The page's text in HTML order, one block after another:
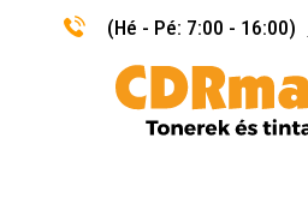
(Hé - Pé: 7:00 - 16:00)